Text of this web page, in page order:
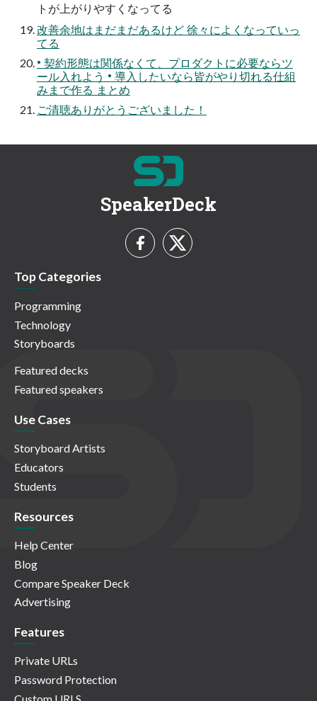
トが上がりやすくなってる
改善余地はまだまだあるけど 徐々によくなっていっ
てる
• 契約形態は関係なくて、プロダクトに必要ならツ
ール入れよう • 導入したいなら皆がやり切れる仕組
みまで作る まとめ
ご清聴ありがとうございました！
SpeakerDeck
Top Categories
Programming
Technology
Storyboards
Featured decks
Featured speakers
Use Cases
Storyboard Artists
Educators
Students
Resources
Help Center
Blog
Compare Speaker Deck
Advertising
Features
Private URLs
Password Protection